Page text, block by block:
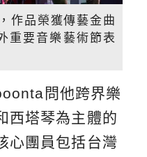
作品榮獲傳藝金曲
重要音樂藝術節表
問他跨界樂
西塔琴為主體的
心團員包括台灣